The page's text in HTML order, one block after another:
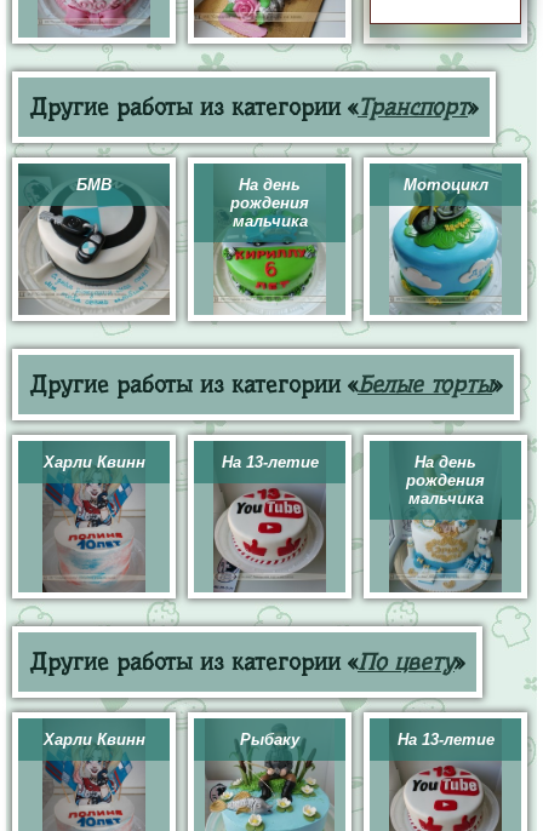
Другие работы из категории «Транспорт»
БМВ
На день
рождения
мальчика
Мотоцикл
Другие работы из категории «Белые торты»
Харли Квинн На 13-летие
На день
рождения
мальчика
Другие работы из категории «По цвету»
Харли Квинн Рыбаку На 13-летие